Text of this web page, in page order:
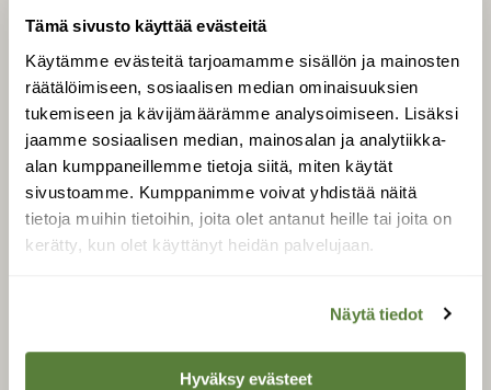
Tämä sivusto käyttää evästeitä
Käytämme evästeitä tarjoamamme sisällön ja mainosten
räätälöimiseen, sosiaalisen median ominaisuuksien
tukemiseen ja kävijämäärämme analysoimiseen. Lisäksi
jaamme sosiaalisen median, mainosalan ja analytiikka-
alan kumppaneillemme tietoja siitä, miten käytät
sivustoamme. Kumppanimme voivat yhdistää näitä
tietoja muihin tietoihin, joita olet antanut heille tai joita on
kerätty, kun olet käyttänyt heidän palvelujaan.
Näytä tiedot
Hyväksy evästeet
Tilaa digilukuoikeus
Äänestä parasta juttua
Tilaa uutiskirje
SUOMEN LUONNON­
SUOJELU­LIITTO
Suomen Luonto -lehden
luonnonsuojelu­liitto.